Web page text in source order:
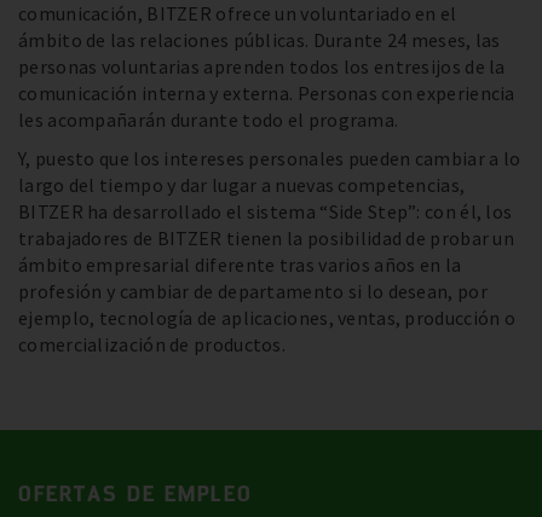
comunicación, BITZER ofrece un voluntariado en el
ámbito de las relaciones públicas. Durante 24 meses, las
personas voluntarias aprenden todos los entresijos de la
comunicación interna y externa. Personas con experiencia
les acompañarán durante todo el programa.
Y, puesto que los intereses personales pueden cambiar a lo
largo del tiempo y dar lugar a nuevas competencias,
BITZER ha desarrollado el sistema “Side Step”: con él, los
trabajadores de BITZER tienen la posibilidad de probar un
ámbito empresarial diferente tras varios años en la
profesión y cambiar de departamento si lo desean, por
ejemplo, tecnología de aplicaciones, ventas, producción o
comercialización de productos.
OFERTAS DE EMPLEO